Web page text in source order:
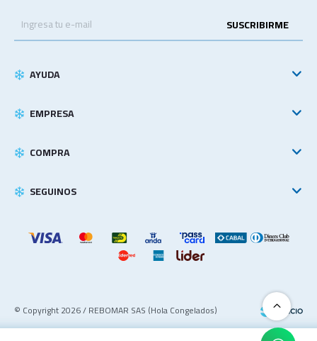
SUSCRIBIRME
AYUDA
EMPRESA
COMPRA
SEGUINOS
© Copyright 2026 / REBOMAR SAS (Hola Congelados)